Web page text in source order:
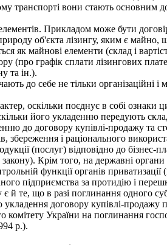
транспорті вони стають основним
Прикладом може бути
об'єкта лізингу, яким є майно,
як майнові елементи (склад і
(про графік сплати лізингових
та ін.).
до себе не тільки організаційні і
оскільки поєднує в собі ознаки
його укладенню передують
до договору купівлі-продажу та
збереження і раціонального
(послуг) відповідно до бізнес-
Крім того, на державні органи
функції органів приватизації
підприємства за протидію і
й те, що в разі поглинання одного
договору купівлі-продажу
України на поглинання
p.).